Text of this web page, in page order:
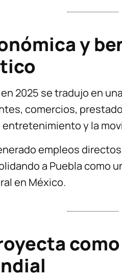
y
2025 se tradujo en una
comercios,
y la
empleos
a Puebla como
en México.